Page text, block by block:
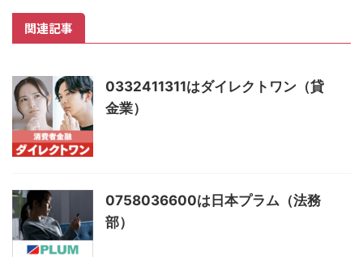
関連記事
0332411311はダイレクトワン（貸
金業）
0758036600は日本プラム（法務
部）